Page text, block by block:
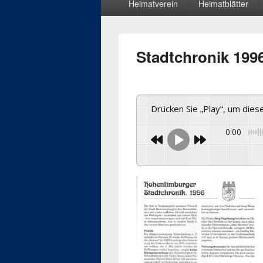
Heimatverein Heimatblätter
Stadtchronik
Drücken Sie „Play“, um
0:00